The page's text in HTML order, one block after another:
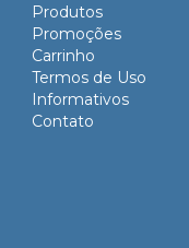
Produtos
Promoções
Carrinho
Termos de Uso
Informativos
Contato